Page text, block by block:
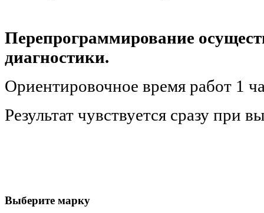
Перепрограммирование
диагностики.
Ориентировочное время работ 1
Результат чувствуется сразу при
Выберите марку